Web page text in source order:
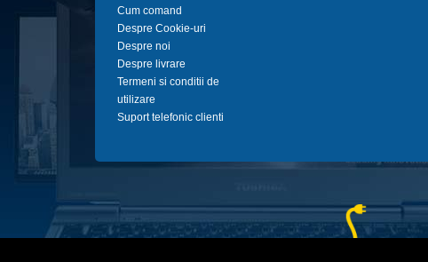
Cum comand
Despre Cookie-uri
Despre noi
Despre livrare
Termeni si conditii de
utilizare
Suport telefonic clienti